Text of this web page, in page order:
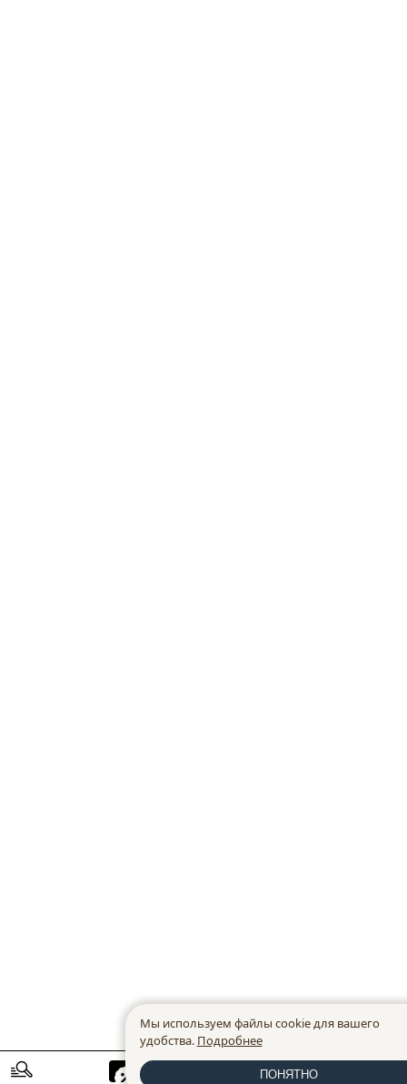
Мы используем файлы cookie для вашего
удобства. Подробнее
ПОНЯТНО